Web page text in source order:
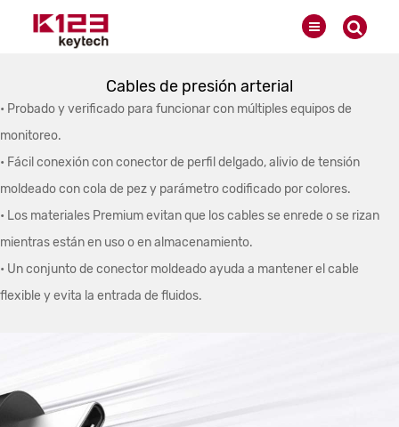
Cables de presión arterial
• Probado y verificado para funcionar con múltiples equipos de
monitoreo.
• Fácil conexión con conector de perfil delgado, alivio de tensión
moldeado con cola de pez y parámetro codificado por colores.
• Los materiales Premium evitan que los cables se enrede o se rizan
mientras están en uso o en almacenamiento.
• Un conjunto de conector moldeado ayuda a mantener el cable
flexible y evita la entrada de fluidos.